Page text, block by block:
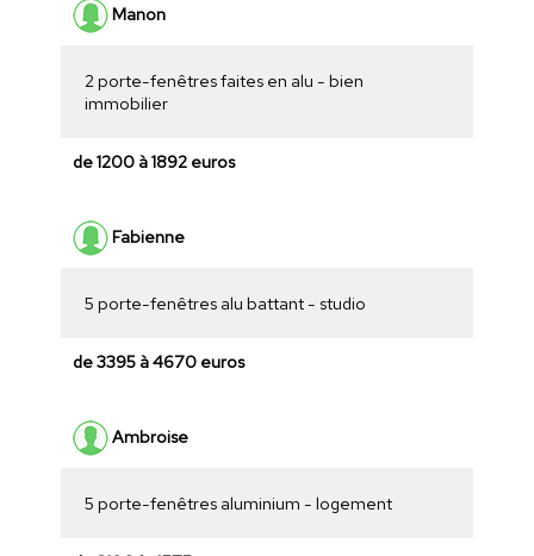
Manon
2 porte-fenêtres faites en alu - bien
immobilier
de 1200 à 1892 euros
Fabienne
5 porte-fenêtres alu battant - studio
de 3395 à 4670 euros
Ambroise
5 porte-fenêtres aluminium - logement